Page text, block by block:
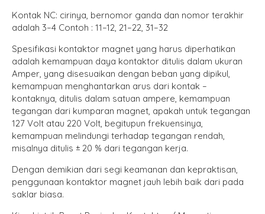
Kontak NC: cirinya, bernomor ganda dan nomor terakhir
adalah 3–4 Contoh : 11–12, 21–22, 31–32
Spesifikasi kontaktor magnet yang harus diperhatikan
adalah kemampuan daya kontaktor ditulis dalam ukuran
Amper, yang disesuaikan dengan beban yang dipikul,
kemampuan menghantarkan arus dari kontak –
kontaknya, ditulis dalam satuan ampere, kemampuan
tegangan dari kumparan magnet, apakah untuk tegangan
127 Volt atau 220 Volt, begitupun frekuensinya,
kemampuan melindungi terhadap tegangan rendah,
misalnya ditulis ± 20 % dari tegangan kerja.
Dengan demikian dari segi keamanan dan kepraktisan,
penggunaan kontaktor magnet jauh lebih baik dari pada
saklar biasa.